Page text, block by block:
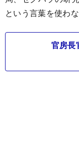
という言葉を使わ
官房長